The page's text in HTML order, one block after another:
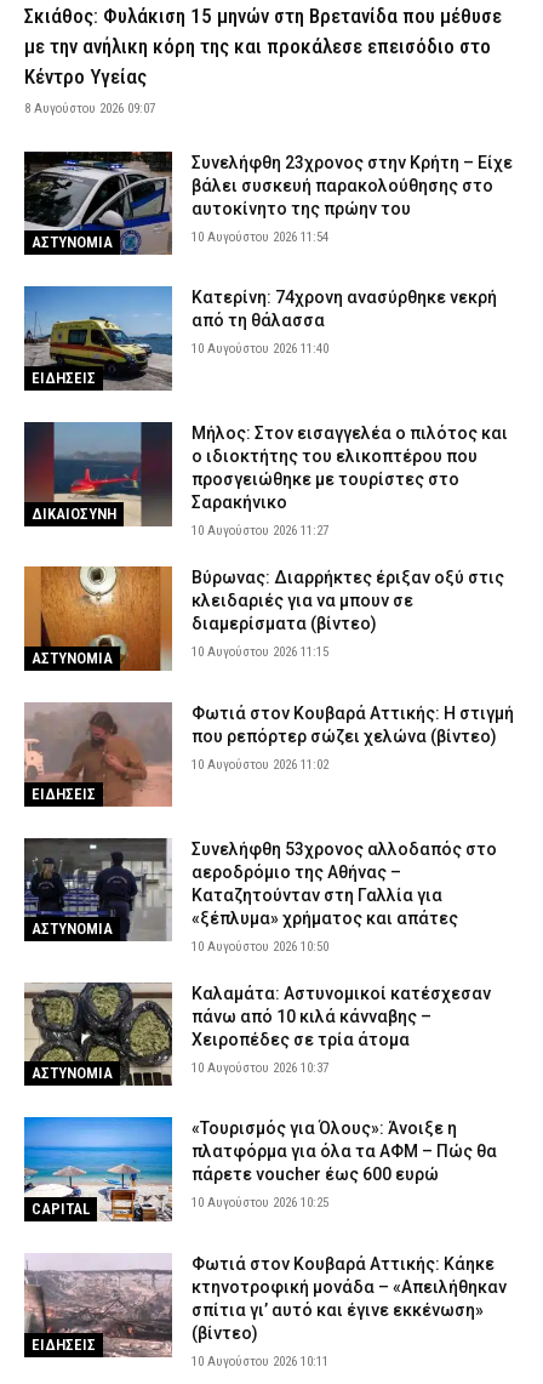
ΑΣΤΥΝΟΜΙΑ 9 Αυγούστου 2026 21:42
Πάρος: Συγκλονίζει ο πατέρας του τετράχρονου – «Έφυγε για
ένα δευτερόλεπτο από την προσοχή μου»
ΕΙΔΗΣΕΙΣ 9 Αυγούστου 2026 21:28
Βίντεο: Ανήλικοι φέρονται να έβαλαν φωτιά στο δάσος των Άνω
Βριλησσίων και μετά να την έσβησαν – Τους αναζητά η
Πυροσβεστική
ΕΙΔΗΣΕΙΣ 9 Αυγούστου 2026 21:15
Κινητοποιήθηκε η Πυροσβεστική
ΕΙΔΗΣΕΙΣ 9 Αυγούστου 2026 21:04
Τραγωδία στην Καβάλα: Νεκρή 65χρονη λουόμενη στους
Αμμόλοφους
ΕΙΔΗΣΕΙΣ 9 Αυγούστου 2026 20:49
ΑΑΔΕ: Κατασχέθηκαν 1.296 φιάλες παράνομου φρέον σε
Κήπους και Δοϊράνη – Διαφυγόντες δασμοί 338.000 ευρώ
(εικόνες)
9 Αυγούστου 2026 20:31
Πέθανε ο ηθοποιός Νίκος Καλογερόπουλος
ΕΙΔΗΣΕΙΣ 9 Αυγούστου 2026 20:12
Σκιάθος: Φυλάκιση 15 μηνών στη Βρετανίδα που μέθυσε
με την ανήλικη κόρη της και προκάλεσε επεισόδιο στο
Κέντρο Υγείας
8 Αυγούστου 2026 09:07
ΑΣΤΥΝΟΜΙΑ
Συνελήφθη 23χρονος στην Κρήτη – Είχε
βάλει συσκευή παρακολούθησης στο
αυτοκίνητο της πρώην του
10 Αυγούστου 2026 11:54
ΕΙΔΗΣΕΙΣ
Κατερίνη: 74χρονη ανασύρθηκε νεκρή
από τη θάλασσα
10 Αυγούστου 2026 11:40
ΔΙΚΑΙΟΣΥΝΗ
Μήλος: Στον εισαγγελέα ο πιλότος και
ο ιδιοκτήτης του ελικοπτέρου που
προσγειώθηκε με τουρίστες στο
Σαρακήνικο
10 Αυγούστου 2026 11:27
ΑΣΤΥΝΟΜΙΑ
Βύρωνας: Διαρρήκτες έριξαν οξύ στις
κλειδαριές για να μπουν σε
διαμερίσματα (βίντεο)
10 Αυγούστου 2026 11:15
ΕΙΔΗΣΕΙΣ
Φωτιά στον Κουβαρά Αττικής: Η στιγμή
που ρεπόρτερ σώζει χελώνα (βίντεο)
10 Αυγούστου 2026 11:02
ΑΣΤΥΝΟΜΙΑ
Συνελήφθη 53χρονος αλλοδαπός στο
αεροδρόμιο της Αθήνας –
Καταζητούνταν στη Γαλλία για
«ξέπλυμα» χρήματος και απάτες
10 Αυγούστου 2026 10:50
ΑΣΤΥΝΟΜΙΑ
Καλαμάτα: Αστυνομικοί κατέσχεσαν
πάνω από 10 κιλά κάνναβης –
Χειροπέδες σε τρία άτομα
10 Αυγούστου 2026 10:37
CAPITAL
«Τουρισμός για Όλους»: Άνοιξε η
πλατφόρμα για όλα τα ΑΦΜ – Πώς θα
πάρετε voucher έως 600 ευρώ
10 Αυγούστου 2026 10:25
ΕΙΔΗΣΕΙΣ
Φωτιά στον Κουβαρά Αττικής: Κάηκε
κτηνοτροφική μονάδα – «Απειλήθηκαν
σπίτια γι’ αυτό και έγινε εκκένωση»
(βίντεο)
10 Αυγούστου 2026 10:11